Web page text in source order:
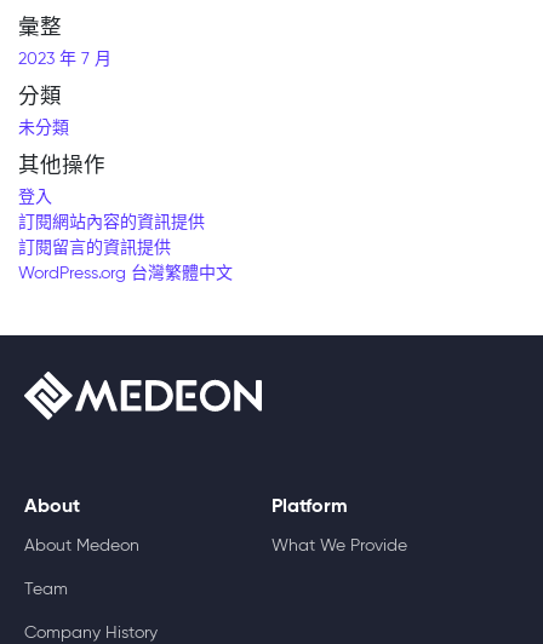
彙整
2023 年 7 月
分類
未分類
其他操作
登入
訂閱網站內容的資訊提供
訂閱留言的資訊提供
WordPress.org 台灣繁體中文
About
About Medeon
Team
Company History
Platform
What We Provide